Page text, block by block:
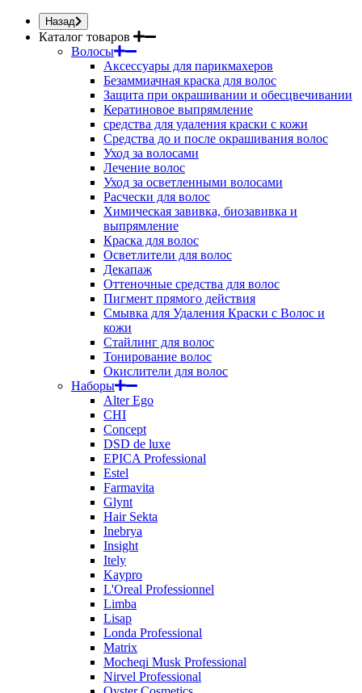
Назад
Каталог товаров
Волосы
Аксессуары для парикмахеров
Безаммиачная краска для волос
Защита при окрашивании и обесцвечивании
Кератиновое выпрямление
средства для удаления краски с кожи
Средства до и после окрашивания волос
Уход за волосами
Лечение волос
Уход за осветленными волосами
Расчески для волос
Химическая завивка, биозавивка и
выпрямление
Краска для волос
Осветлители для волос
Декапаж
Оттеночные средства для волос
Пигмент прямого действия
Смывка для Удаления Краски с Волос и
кожи
Стайлинг для волос
Тонирование волос
Окислители для волос
Наборы
Alter Ego
CHI
Concept
DSD de luxe
EPICA Professional
Estel
Farmavita
Glynt
Hair Sekta
Inebrya
Insight
Itely
Kaypro
L'Oreal Professionnel
Limba
Lisap
Londa Professional
Matrix
Mocheqi Musk Professional
Nirvel Professional